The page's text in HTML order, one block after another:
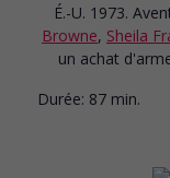
É.-U. 1973.
Browne, Sheila
un achat
Durée: 87 min.